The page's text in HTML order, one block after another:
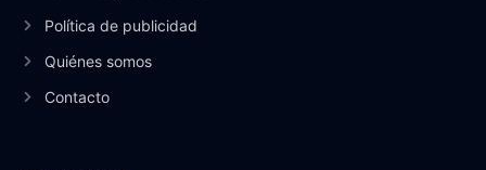
Política de publicidad
Quiénes somos
Contacto